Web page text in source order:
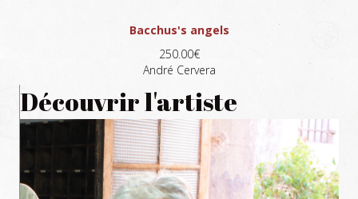
Bacchus's angels
250.00€
André Cervera
Découvrir l'artiste